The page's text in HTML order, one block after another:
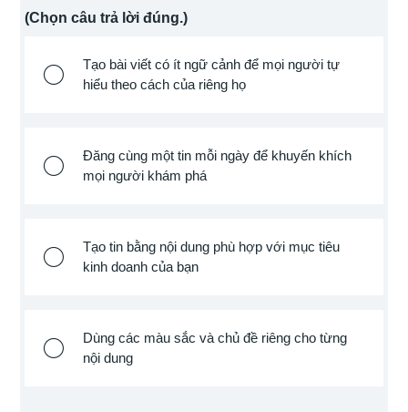
(Chọn câu trả lời đúng.)
Tạo bài viết có ít ngữ cảnh để mọi người tự
hiểu theo cách của riêng họ
Đăng cùng một tin mỗi ngày để khuyến khích
mọi người khám phá
Tạo tin bằng nội dung phù hợp với mục tiêu
kinh doanh của bạn
Dùng các màu sắc và chủ đề riêng cho từng
nội dung